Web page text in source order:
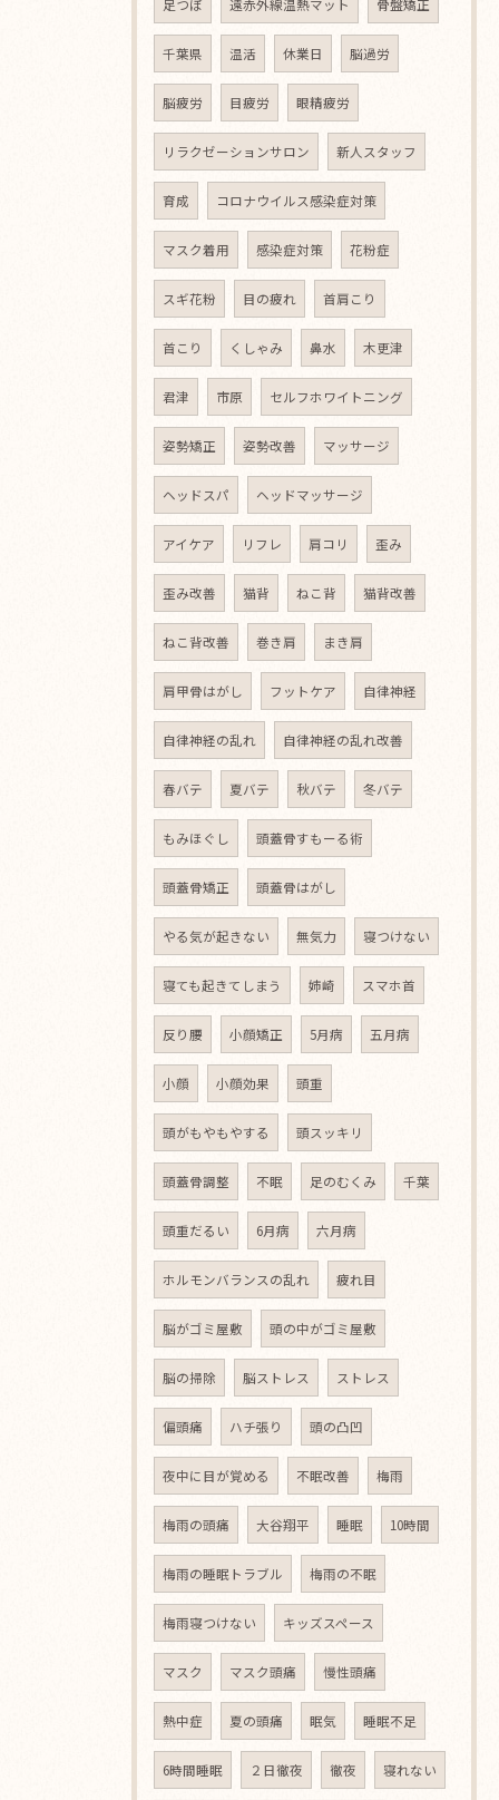
足つぼ 遠赤外線温熱マット 骨盤矯正
千葉県 温活 休業日 脳過労
脳疲労 目疲労 眼精疲労
リラクゼーションサロン 新人スタッフ
育成 コロナウイルス感染症対策
マスク着用 感染症対策 花粉症
スギ花粉 目の疲れ 首肩こり
首こり くしゃみ 鼻水 木更津
君津 市原 セルフホワイトニング
姿勢矯正 姿勢改善 マッサージ
ヘッドスパ ヘッドマッサージ
アイケア リフレ 肩コリ 歪み
歪み改善 猫背 ねこ背 猫背改善
ねこ背改善 巻き肩 まき肩
肩甲骨はがし フットケア 自律神経
自律神経の乱れ 自律神経の乱れ改善
春バテ 夏バテ 秋バテ 冬バテ
もみほぐし 頭蓋骨すもーる術
頭蓋骨矯正 頭蓋骨はがし
やる気が起きない 無気力 寝つけない
寝ても起きてしまう 姉崎 スマホ首
反り腰 小顔矯正 5月病 五月病
小顔 小顔効果 頭重
頭がもやもやする 頭スッキリ
頭蓋骨調整 不眠 足のむくみ 千葉
頭重だるい 6月病 六月病
ホルモンバランスの乱れ 疲れ目
脳がゴミ屋敷 頭の中がゴミ屋敷
脳の掃除 脳ストレス ストレス
偏頭痛 ハチ張り 頭の凸凹
夜中に目が覚める 不眠改善 梅雨
梅雨の頭痛 大谷翔平 睡眠 10時間
梅雨の睡眠トラブル 梅雨の不眠
梅雨寝つけない キッズスペース
マスク マスク頭痛 慢性頭痛
熱中症 夏の頭痛 眠気 睡眠不足
6時間睡眠 ２日徹夜 徹夜 寝れない